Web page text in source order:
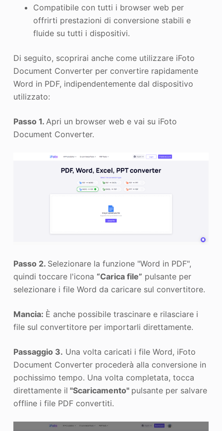
Compatibile con tutti i browser web per
offrirti prestazioni di conversione stabili e
fluide su tutti i dispositivi.
Di seguito, scoprirai anche come utilizzare iFoto
Document Converter per convertire rapidamente
Word in PDF, indipendentemente dal dispositivo
utilizzato:
Passo 1. Apri un browser web e vai su iFoto
Document Converter.
Passo 2. Selezionare la funzione "Word in PDF",
quindi toccare l'icona “Carica file” pulsante per
selezionare i file Word da caricare sul convertitore.
Mancia: È anche possibile trascinare e rilasciare i
file sul convertitore per importarli direttamente.
Passaggio 3. Una volta caricati i file Word, iFoto
Document Converter procederà alla conversione in
pochissimo tempo. Una volta completata, tocca
direttamente il "Scaricamento" pulsante per salvare
offline i file PDF convertiti.